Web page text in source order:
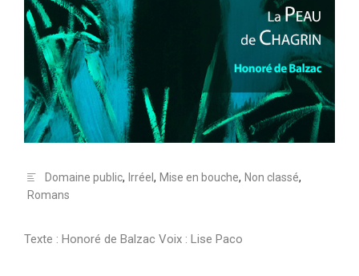
Domaine public, Irréel , Mise en bouche, Non classé,
Romans
Texte : Honoré de Balzac Voix : Lise Paco